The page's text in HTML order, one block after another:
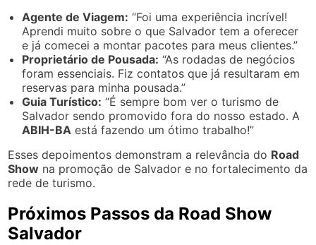
Agente de Viagem: “Foi uma experiência incrível!
Aprendi muito sobre o que Salvador tem a oferecer
e já comecei a montar pacotes para meus clientes.”
Proprietário de Pousada: “As rodadas de negócios
foram essenciais. Fiz contatos que já resultaram em
reservas para minha pousada.”
Guia Turístico: “É sempre bom ver o turismo de
Salvador sendo promovido fora do nosso estado. A
ABIH-BA está fazendo um ótimo trabalho!”
Esses depoimentos demonstram a relevância do Road
Show na promoção de Salvador e no fortalecimento da
rede de turismo.
Próximos Passos da Road Show
Salvador